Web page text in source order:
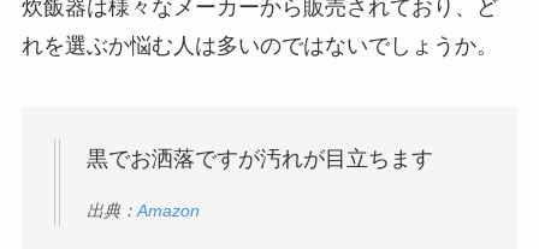
炊飯器は様々なメーカーから販売されており、ど
れを選ぶか悩む人は多いのではないでしょうか。
黒でお洒落ですが汚れが目立ちます
出典： Amazon